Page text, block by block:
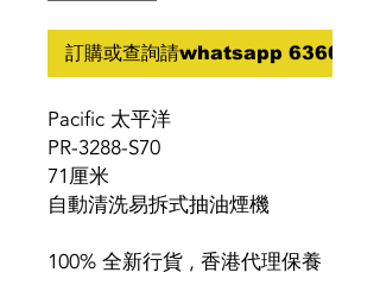
訂購或查詢請whatsapp 6360
Pacific 太平洋
PR-3288-S70
71厘米
自動清洗易拆式抽油煙機
100% 全新行貨 , 香港代理保養